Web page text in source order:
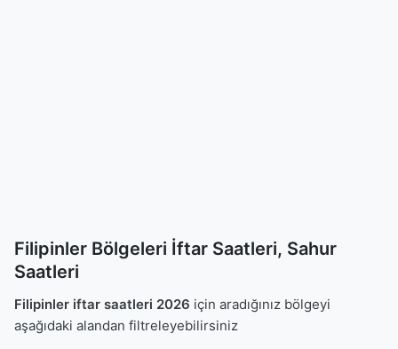
Filipinler Bölgeleri İftar Saatleri, Sahur
Saatleri
Filipinler iftar saatleri 2026 için aradığınız bölgeyi
aşağıdaki alandan filtreleyebilirsiniz